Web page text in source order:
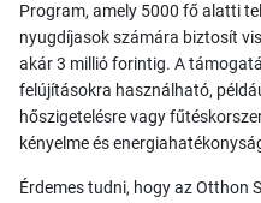
Program, amely 5000 fő alatti
nyugdíjasok számára biztosít
akár 3 millió forintig. A
felújításokra használható,
hőszigetelésre vagy
kényelme és
Érdemes tudni, hogy az Otthon